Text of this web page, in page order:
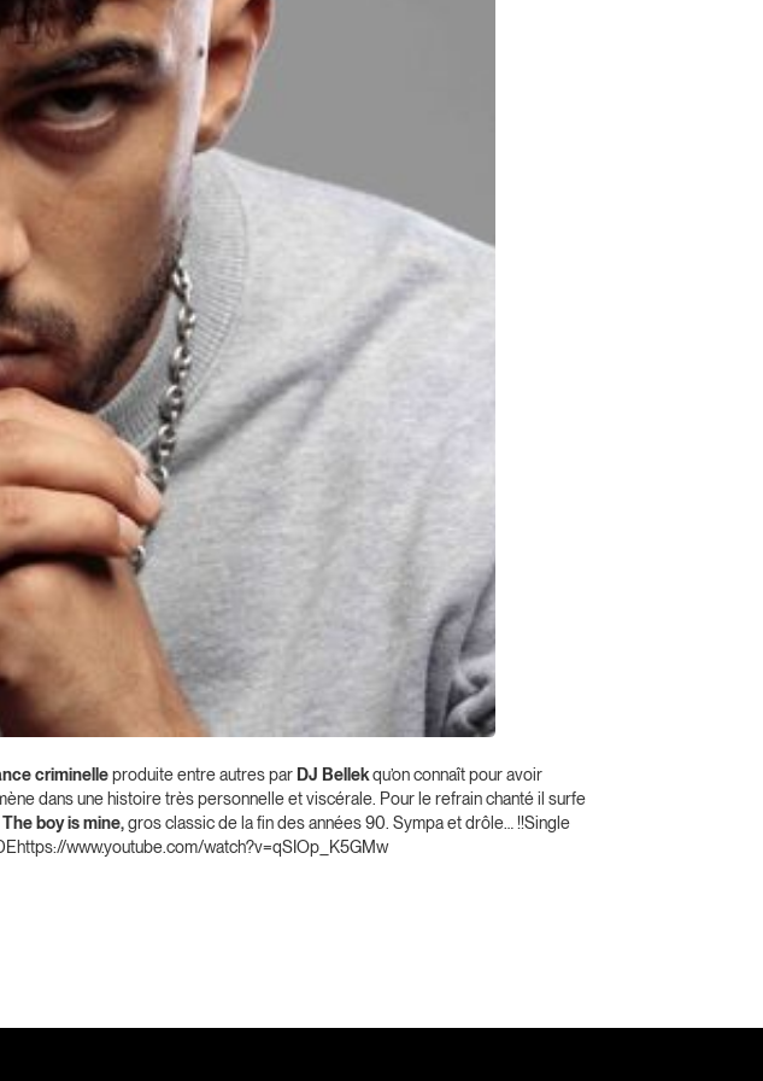
criminelleproduite entre autres par DJ Bellekqu’on connaît pour avoir
dans une histoire très personnelle et viscérale. Pour le refrain chanté il surfe
boy is mine,gros classic de la fin des années 90. Sympa et drôle… !!Single
www.youtube.com/watch?v=qSIOp_K5GMw